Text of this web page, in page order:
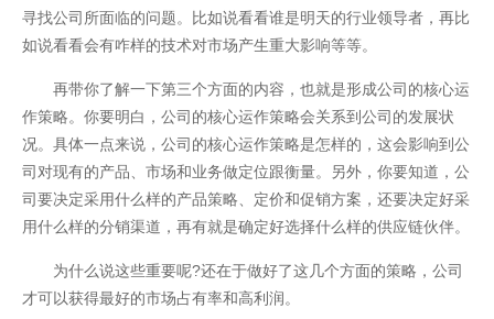
联系我们
寻找公司所面临的问题。比如说看看谁是明天的行业领导者，再比
如说看看会有咋样的技术对市场产生重大影响等等。
再带你了解一下第三个方面的内容，也就是形成公司的核心运
作策略。你要明白，公司的核心运作策略会关系到公司的发展状
况。具体一点来说，公司的核心运作策略是怎样的，这会影响到公
司对现有的产品、市场和业务做定位跟衡量。另外，你要知道，公
司要决定采用什么样的产品策略、定价和促销方案，还要决定好采
用什么样的分销渠道，再有就是确定好选择什么样的供应链伙伴。
为什么说这些重要呢?还在于做好了这几个方面的策略，公司
才可以获得最好的市场占有率和高利润。